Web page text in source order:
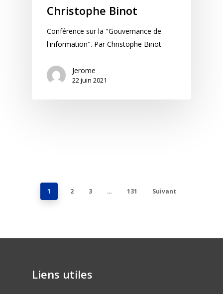
Christophe Binot
Conférence sur la "Gouvernance de
l'information". Par Christophe Binot
Jerome
22 juin 2021
1 2 3 … 131 Suivant
Liens utiles